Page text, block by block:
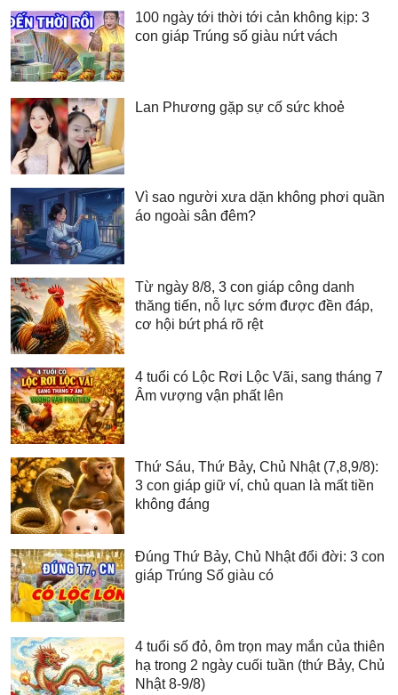
100 ngày tới thời tới cản không kịp: 3
con giáp Trúng số giàu nứt vách
Lan Phương gặp sự cố sức khoẻ
Vì sao người xưa dặn không phơi quần
áo ngoài sân đêm?
Từ ngày 8/8, 3 con giáp công danh
thăng tiến, nỗ lực sớm được đền đáp,
cơ hội bứt phá rõ rệt
4 tuổi có Lộc Rơi Lộc Vãi, sang tháng 7
Âm vượng vận phất lên
Thứ Sáu, Thứ Bảy, Chủ Nhật (7,8,9/8):
3 con giáp giữ ví, chủ quan là mất tiền
không đáng
Đúng Thứ Bảy, Chủ Nhật đổi đời: 3 con
giáp Trúng Số giàu có
4 tuổi số đỏ, ôm trọn may mắn của thiên
hạ trong 2 ngày cuối tuần (thứ Bảy, Chủ
Nhật 8-9/8)